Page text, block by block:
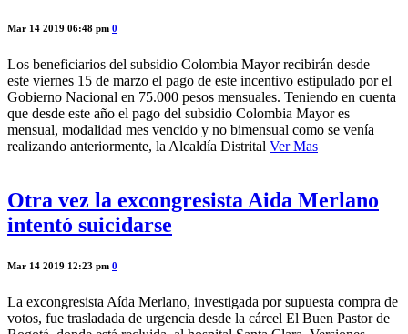
Mar 14 2019 06:48 pm 0
Los beneficiarios del subsidio Colombia Mayor recibirán desde
este viernes 15 de marzo el pago de este incentivo estipulado por el
Gobierno Nacional en 75.000 pesos mensuales. Teniendo en cuenta
que desde este año el pago del subsidio Colombia Mayor es
mensual, modalidad mes vencido y no bimensual como se venía
realizando anteriormente, la Alcaldía Distrital Ver Mas
Otra vez la excongresista Aida Merlano
intentó suicidarse
Mar 14 2019 12:23 pm 0
La excongresista Aída Merlano, investigada por supuesta compra de
votos, fue trasladada de urgencia desde la cárcel El Buen Pastor de